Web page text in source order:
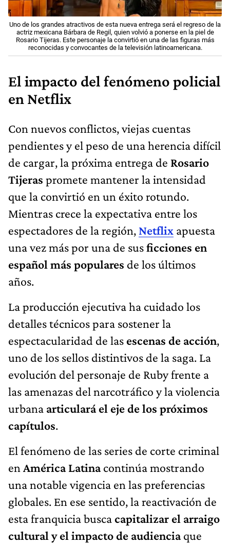
Uno de los grandes atractivos de esta nueva entrega será el regreso de la
actriz mexicana Bárbara de Regil, quien volvió a ponerse en la piel de
Rosario Tijeras. Este personaje la convirtió en una de las figuras más
reconocidas y convocantes de la televisión latinoamericana.
El impacto del fenómeno policial
en Netflix
Con nuevos conflictos, viejas cuentas
pendientes y el peso de una herencia difícil
de cargar, la próxima entrega de Rosario
Tijeras promete mantener la intensidad
que la convirtió en un éxito rotundo.
Mientras crece la expectativa entre los
espectadores de la región, Netflix apuesta
una vez más por una de susficciones en
español más populares de los últimos
años.
La producción ejecutiva ha cuidado los
detalles técnicos para sostener la
espectacularidad de las escenas de acción,
uno de los sellos distintivos de la saga. La
evolución del personaje de Ruby frente a
las amenazas del narcotráfico y la violencia
urbana articulará el eje de los próximos
capítulos.
El fenómeno de las series de corte criminal
en América Latinacontinúa mostrando
una notable vigencia en las preferencias
globales. En ese sentido, la reactivación de
esta franquicia buscacapitalizar el arraigo
cultural y el impacto de audienciaque